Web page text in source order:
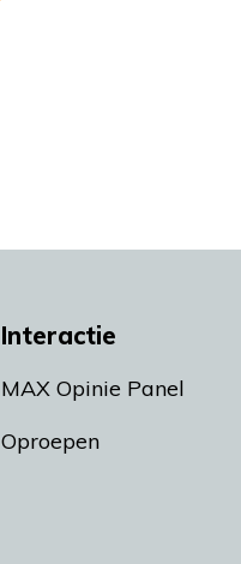
Interactie
MAX Opinie Panel
Oproepen